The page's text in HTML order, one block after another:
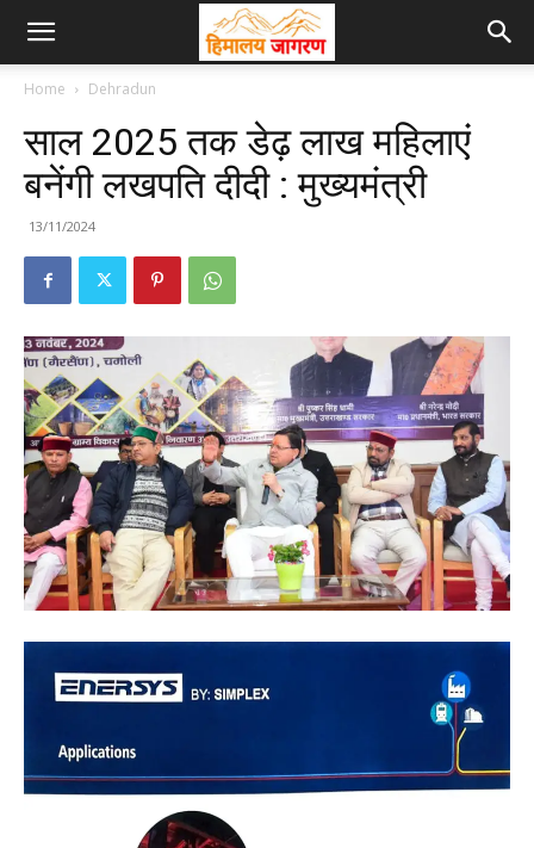
Home Dehradun
साल 2025 तक डेढ़ लाख महिलाएं
बनेंगी लखपति दीदी : मुख्यमंत्री
13/11/2024